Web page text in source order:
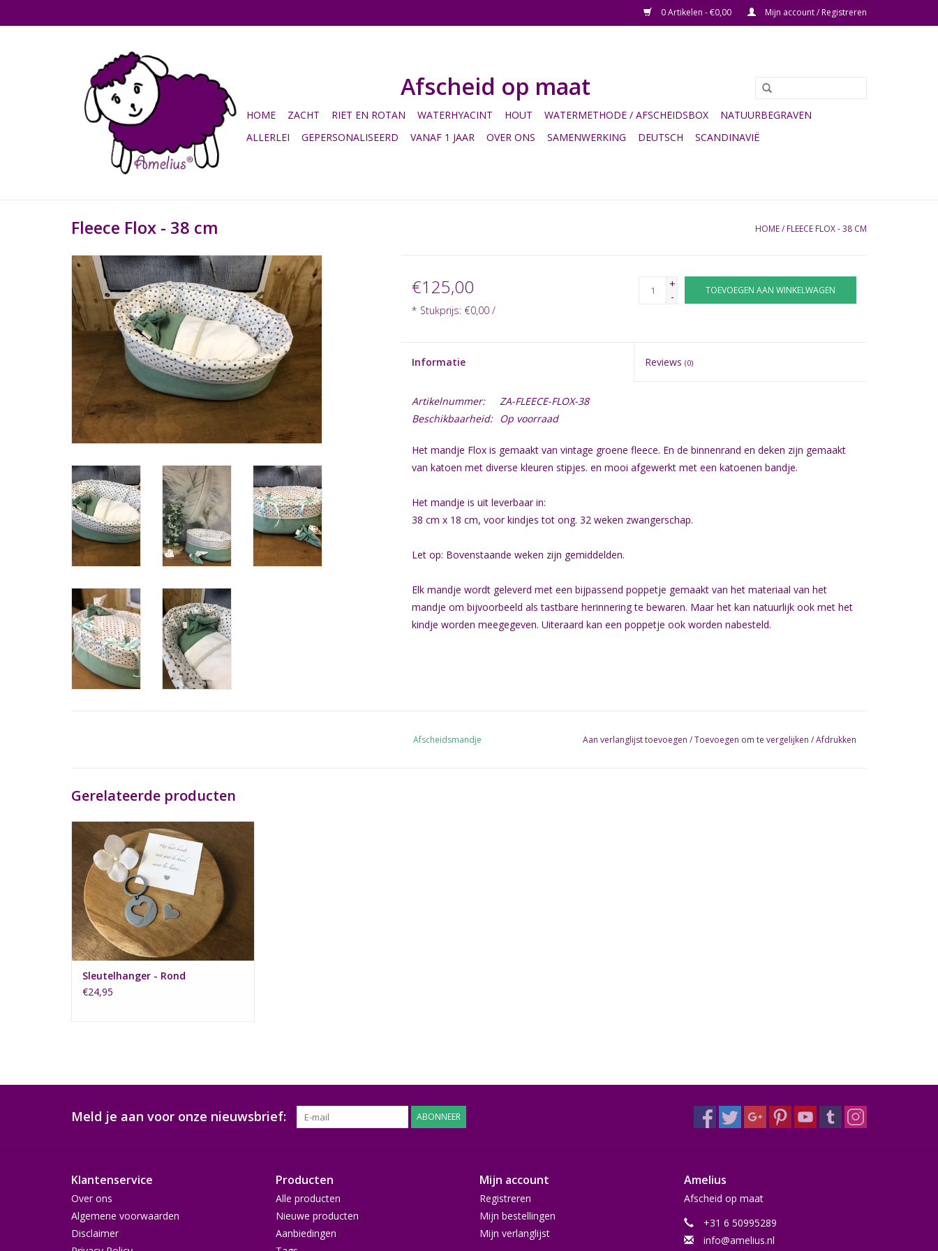
0 Artikelen - €0,00 Mijn account / Registreren
Afscheid op maat
HOME ZACHT RIET EN ROTAN WATERHYACINT HOUT WATERMETHODE / AFSCHEIDSBOX
NATUURBEGRAVEN
ALLERLEI
GEPERSONALISEERD VANAF 1 JAAR OVER ONS SAMENWERKING DEUTSCH SCANDINAVIË
Fleece Flox - 38 cm HOME/ FLEECE FLOX - 38 CM
€125,00
* Stukprijs: €0,00 /
+
-
TOEVOEGEN AAN WINKELWAGEN
Informatie Reviews(0)
Artikelnummer:
ZA-FLEECE-FLOX-38
Beschikbaarheid:
Op voorraad
Het mandje Flox is gemaakt van vintage groene fleece. En de binnenrand en deken zijn gemaakt
van katoen met diverse kleuren stipjes. en mooi afgewerkt met een katoenen bandje.
Het mandje is uit leverbaar in:
38 cm x 18 cm, voor kindjes tot ong. 32 weken zwangerschap.
Let op: Bovenstaande weken zijn gemiddelden.
Elk mandje wordt geleverd met een bijpassend poppetje gemaakt van het materiaal van het
mandje om bijvoorbeeld als tastbare herinnering te bewaren. Maar het kan natuurlijk ook met het
kindje worden meegegeven. Uiteraard kan een poppetje ook worden nabesteld.
Afscheidsmandje Aan verlanglijst toevoegen /Toevoegen om te vergelijken /Afdrukken
Gerelateerde producten
Sleutelhanger Rond
TOEVOEGEN AAN WINKELWAGEN
Sleutelhanger - Rond
€24,95
Meld je aan voor onze nieuwsbrief: ABONNEER
Klantenservice
Over ons
Algemene voorwaarden
Disclaimer
Producten
Alle producten
Nieuwe producten
Aanbiedingen
Mijn account
Registreren
Mijn bestellingen
Mijn verlanglijst
Amelius
Afscheid op maat
+31 6 50995289
info@amelius.nl